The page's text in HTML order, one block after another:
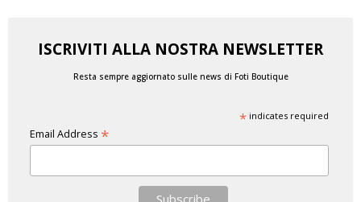
ISCRIVITI ALLA NOSTRA NEWSLETTER
Resta sempre aggiornato sulle news di Foti Boutique
*indicates required
Email Address *